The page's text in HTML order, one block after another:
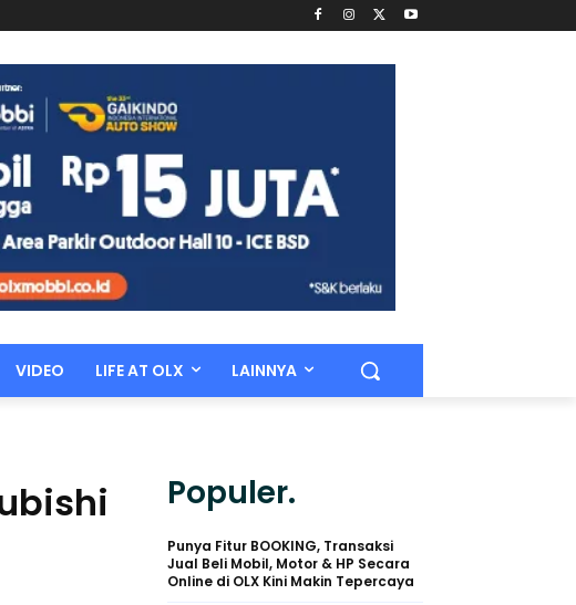
VIDEO LIFE AT OLX LAINNYA
Populer.
Punya Fitur BOOKING, Transaksi
Jual Beli Mobil, Motor & HP Secara
Online di OLX Kini Makin Tepercaya